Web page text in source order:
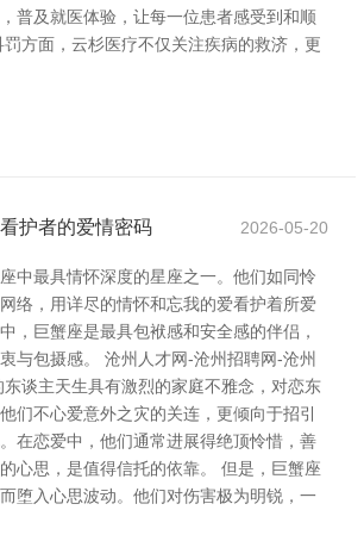
普及就医体验，让每一位患者感受到和顺
方面，云杉医疗不仅关注疾病的救济，更
护者的爱情密码 2026-05-20
中最具情怀深度的星座之一。他们如同怜
络，用详尽的情怀和忘我的爱看护着所爱
，巨蟹座是最具包袱感和安全感的伴侣，
与包摄感。 沧州人才网-沧州招聘网-沧州
东谈主天生具有激烈的家庭不雅念，对恋东
们不心爱意外之灾的关连，更倾向于招引
在恋爱中，他们通常进展得绝顶怜惜，善
心思，是值得信托的依靠。 但是，巨蟹座
堕入心思波动。他们对伤害极为明锐，一